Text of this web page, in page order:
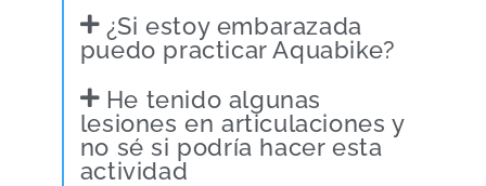
¿Si estoy embarazada
puedo practicar Aquabike?
He tenido algunas
lesiones en articulaciones y
no sé si podría hacer esta
actividad